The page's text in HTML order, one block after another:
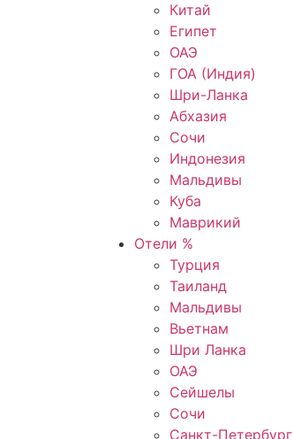
Китай
Египет
ОАЭ
ГОА (Индия)
Шри-Ланка
Абхазия
Сочи
Индонезия
Мальдивы
Куба
Маврикий
Отели %
Турция
Таиланд
Мальдивы
Вьетнам
Шри Ланка
ОАЭ
Сейшелы
Сочи
Санкт-Петербург